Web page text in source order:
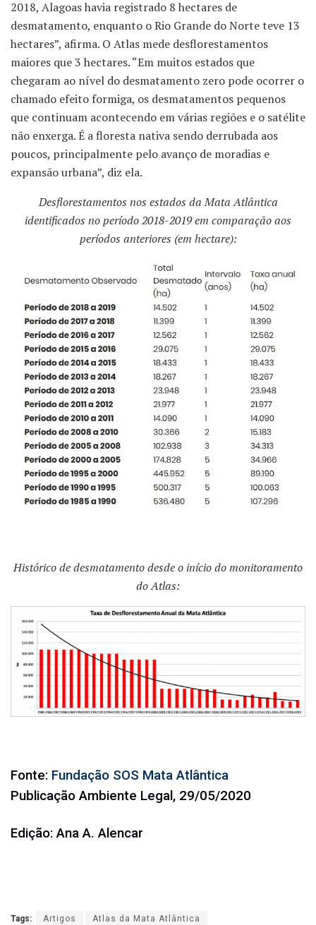
2018, Alagoas havia registrado 8 hectares de
desmatamento, enquanto o Rio Grande do Norte teve 13
hectares”, afirma. O Atlas mede desflorestamentos
maiores que 3 hectares. “Em muitos estados que
chegaram ao nível do desmatamento zero pode ocorrer o
chamado efeito formiga, os desmatamentos pequenos
que continuam acontecendo em várias regiões e o satélite
não enxerga. É a floresta nativa sendo derrubada aos
poucos, principalmente pelo avanço de moradias e
expansão urbana”, diz ela.
Desflorestamentos nos estados da Mata Atlântica
identificados no período 2018-2019 em comparação aos
períodos anteriores (em hectare):
Histórico de desmatamento desde o início do monitoramento
do Atlas:
Fonte: Fundação SOS Mata Atlântica
Publicação Ambiente Legal, 29/05/2020
Edição: Ana A. Alencar
Tags: Artigos Atlas da Mata Atlântica